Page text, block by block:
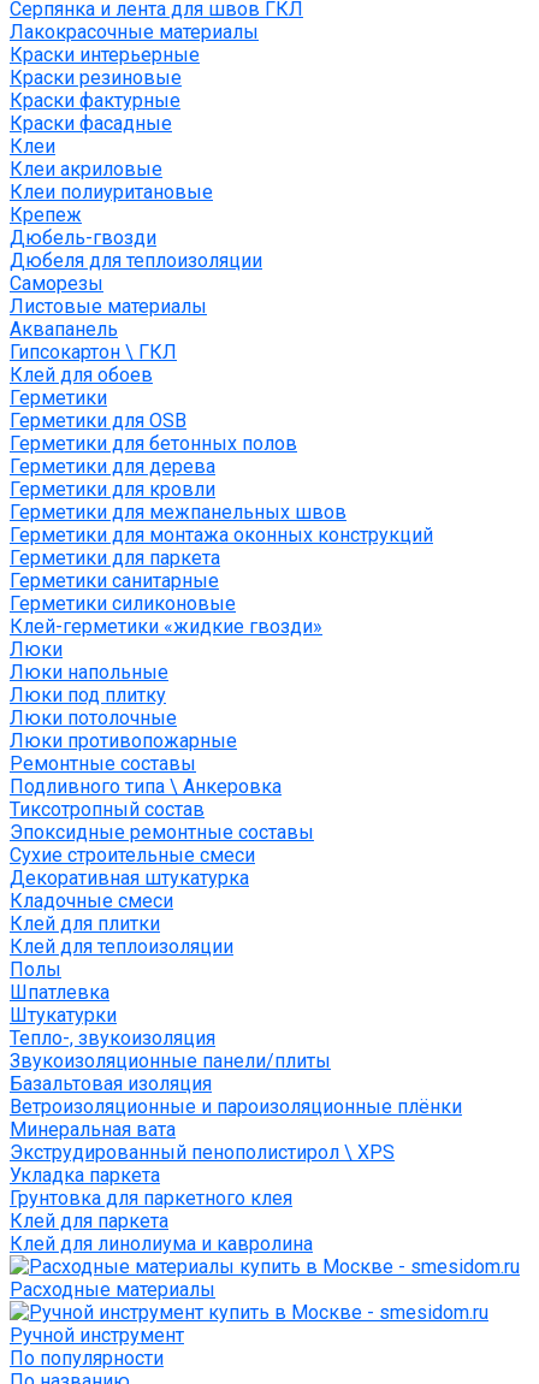
Серпянка и лента для швов ГКЛ
Лакокрасочные материалы
Краски интерьерные
Краски резиновые
Краски фактурные
Краски фасадные
Клеи
Клеи акриловые
Клеи полиуритановые
Крепеж
Дюбель-гвозди
Дюбеля для теплоизоляции
Саморезы
Листовые материалы
Аквапанель
Гипсокартон \ ГКЛ
Клей для обоев
Герметики
Герметики для OSB
Герметики для бетонных полов
Герметики для дерева
Герметики для кровли
Герметики для межпанельных швов
Герметики для монтажа оконных конструкций
Герметики для паркета
Герметики санитарные
Герметики силиконовые
Клей-герметики «жидкие гвозди»
Люки
Люки напольные
Люки под плитку
Люки потолочные
Люки противопожарные
Ремонтные составы
Подливного типа \ Анкеровка
Тиксотропный состав
Эпоксидные ремонтные составы
Сухие строительные смеси
Декоративная штукатурка
Кладочные смеси
Клей для плитки
Клей для теплоизоляции
Полы
Шпатлевка
Штукатурки
Тепло-, звукоизоляция
Звукоизоляционные панели/плиты
Базальтовая изоляция
Ветроизоляционные и пароизоляционные плёнки
Минеральная вата
Экструдированный пенополистирол \ XPS
Укладка паркета
Грунтовка для паркетного клея
Клей для паркета
Клей для линолиума и кавролина
Расходные материалы
Ручной инструмент
По популярности